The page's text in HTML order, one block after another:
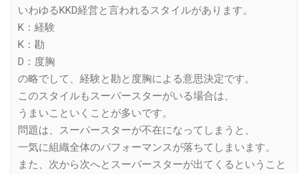
いわゆるKKD経営と言われるスタイルがあります。
K：経験
K：勘
D：度胸
の略でして、経験と勘と度胸による意思決定です。
このスタイルもスーパースターがいる場合は、
うまいこといくことが多いです。
問題は、スーパースターが不在になってしまうと、
一気に組織全体のパフォーマンスが落ちてしまいます。
また、次から次へとスーパースターが出てくるということ